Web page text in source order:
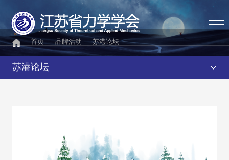
首页 - 品牌活动 - 苏港论坛
苏港论坛